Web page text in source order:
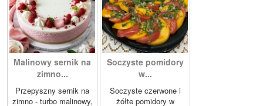
Malinowy sernik na
zimno...
Przepyszny sernik na
zimno - turbo malinowy,
Soczyste pomidory
w...
Soczyste czerwone i
żółte pomidory w